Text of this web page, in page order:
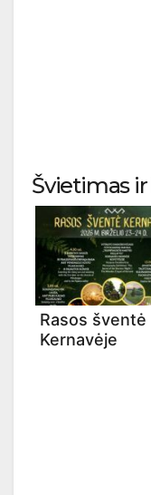
Švietimas
Rasos šventė
Kernavėje